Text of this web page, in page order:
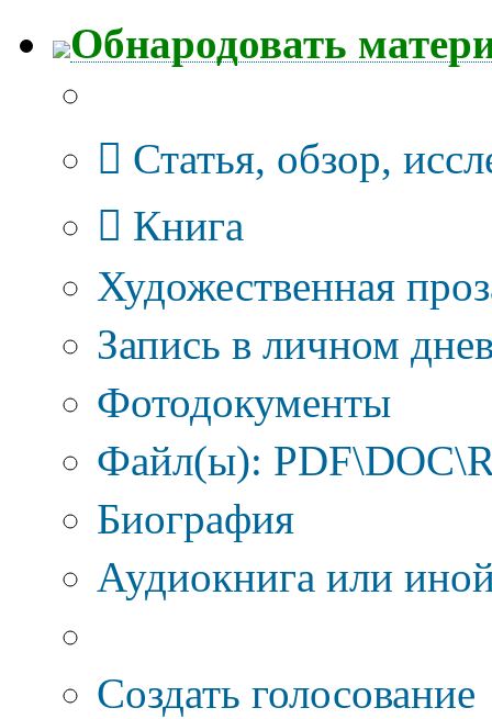
Обнародовать
Статья, обзор,
Книга
Художественная
Запись в личном
Фотодокументы
Файл(ы):
Биография
Аудиокнига или
Создать голосование